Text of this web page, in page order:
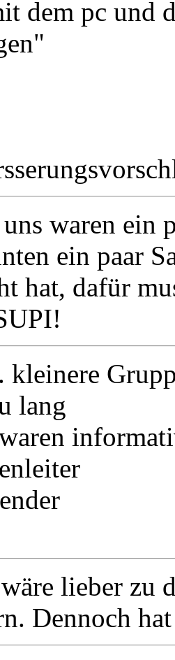
dem pc und
waren ein
ein paar
hat, dafür
kleinere
lang
lieber zu
Dennoch